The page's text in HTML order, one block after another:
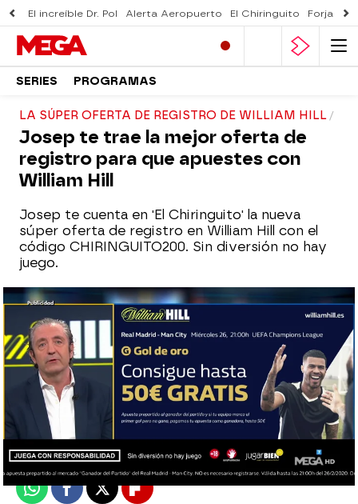
El increíble Dr. Pol Alerta Aeropuerto El Chiringuito Forjado
SERIES PROGRAMAS
LA SÚPER OFERTA DE REGISTRO DE WILLIAM HILL
Josep te trae la mejor oferta de
registro para que apuestes con
William Hill
Josep te cuenta en 'El Chiringuito' la nueva
súper oferta de registro en William Hill con el
código CHIRINGUITO200. Sin diversión no hay
juego.
El Chiringuito
Madrid
Publicado:24 de febrero de 2020, 00:21
WhatsappFacebook
X Flipboard